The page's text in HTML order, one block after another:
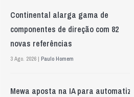
Continental alarga gama de
componentes de direção com 82
novas referências
3 Ago. 2026 | Paulo Homem
Mewa aposta na IA para automatizar